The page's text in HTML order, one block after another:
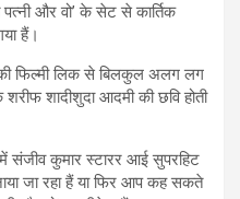
और वो’ के सेट से कार्तिक
हैं।
फिल्मी लिक से बिलकुल अलग लग
शादीशुदा आदमी की छवि होती
संजीव कुमार स्टारर आई सुपरहिट
जा रहा हैं या फिर आप कह सकते